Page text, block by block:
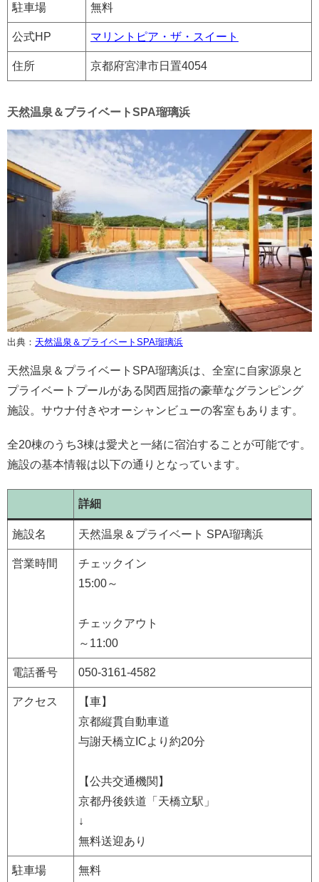
駐車場 無料
公式HP マリントピア・ザ・スイート
住所 京都府宮津市日置4054
天然温泉＆プライベートSPA瑠璃浜
出典： 天然温泉＆プライベートSPA瑠璃浜
天然温泉＆プライベートSPA瑠璃浜は、全室に自家源泉と
プライベートプールがある関西屈指の豪華なグランピング
施設。サウナ付きやオーシャンビューの客室もあります。
全20棟のうち3棟は愛犬と一緒に宿泊することが可能です。
施設の基本情報は以下の通りとなっています。
詳細
施設名 天然温泉＆プライベート SPA瑠璃浜
営業時間
チェックイン
15:00～
チェックアウト
～11:00
電話番号 050-3161-4582
アクセス
【車】
京都縦貫自動車道
与謝天橋立ICより約20分
【公共交通機関】
京都丹後鉄道「天橋立駅」
↓
無料送迎あり
駐車場 無料